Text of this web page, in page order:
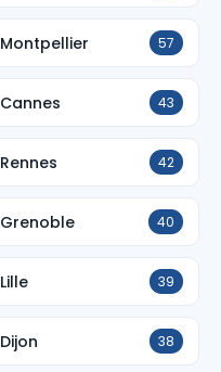
Montpellier 57
Cannes 43
Rennes 42
Grenoble 40
Lille 39
Dijon 38